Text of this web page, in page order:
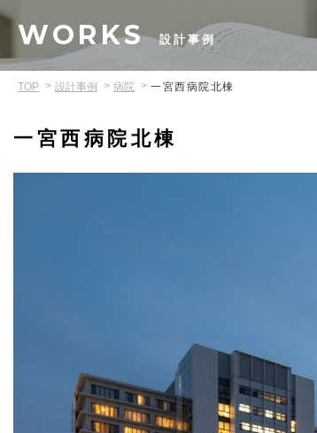
WORKS 設計事例
TOP 設計事例 病院 一宮西病院北棟
一宮西病院北棟